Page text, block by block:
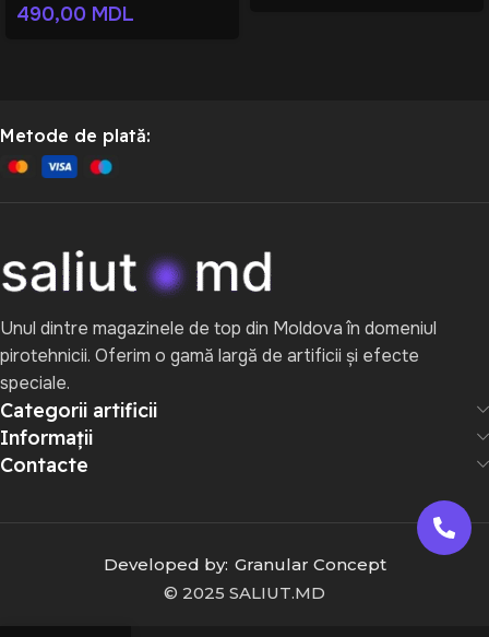
490,00 MDL
Metode de plată:
Unul dintre magazinele de top din Moldova în domeniul
pirotehnicii. Oferim o gamă largă de artificii și efecte
speciale.
Categorii artificii
Informații
Contacte
© 2025 SALIUT.MD
Developed by: Granular Concept